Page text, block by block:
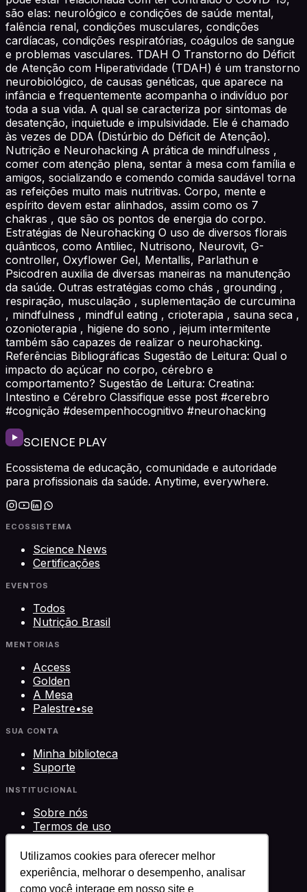
Utilizamos cookies para oferecer melhor
experiência, melhorar o desempenho, analisar
como você interage em nosso site e
são elas: neurológico e condições de saúde mental,
falência renal, condições musculares, condições
cardíacas, condições respiratórias, coágulos de sangue
e problemas vasculares. TDAH O Transtorno do Déficit
de Atenção com Hiperatividade (TDAH) é um transtorno
neurobiológico, de causas genéticas, que aparece na
infância e frequentemente acompanha o indivíduo por
toda a sua vida. A qual se caracteriza por sintomas de
desatenção, inquietude e impulsividade. Ele é chamado
às vezes de DDA (Distúrbio do Déficit de Atenção).
Nutrição e Neurohacking A prática de mindfulness ,
comer com atenção plena, sentar à mesa com família e
amigos, socializando e comendo comida saudável torna
as refeições muito mais nutritivas. Corpo, mente e
espírito devem estar alinhados, assim como os 7
chakras , que são os pontos de energia do corpo.
Estratégias de Neurohacking O uso de diversos florais
quânticos, como Antiliec, Nutrisono, Neurovit, G-
controller, Oxyflower Gel, Mentallis, Parlathun e
Psicodren auxilia de diversas maneiras na manutenção
da saúde. Outras estratégias como chás , grounding ,
respiração, musculação , suplementação de curcumina
, mindfulness , mindful eating , crioterapia , sauna seca ,
ozonioterapia , higiene do sono , jejum intermitente
também são capazes de realizar o neurohacking.
Referências Bibliográficas Sugestão de Leitura: Qual o
impacto do açúcar no corpo, cérebro e
comportamento? Sugestão de Leitura: Creatina:
Intestino e Cérebro Classifique esse post #cerebro
#cognição #desempenhocognitivo #neurohacking
SCIENCE PLAY
Ecossistema de educação, comunidade e autoridade
para profissionais da saúde. Anytime, everywhere.
ECOSSISTEMA
Science News
Certificações
EVENTOS
Todos
Nutrição Brasil
MENTORIAS
Access
Golden
A Mesa
Palestre•se
SUA CONTA
Minha biblioteca
Suporte
INSTITUCIONAL
Sobre nós
Termos de uso
Privacidade
Contato
2026Science Play Cursos LTDA · CNPJ